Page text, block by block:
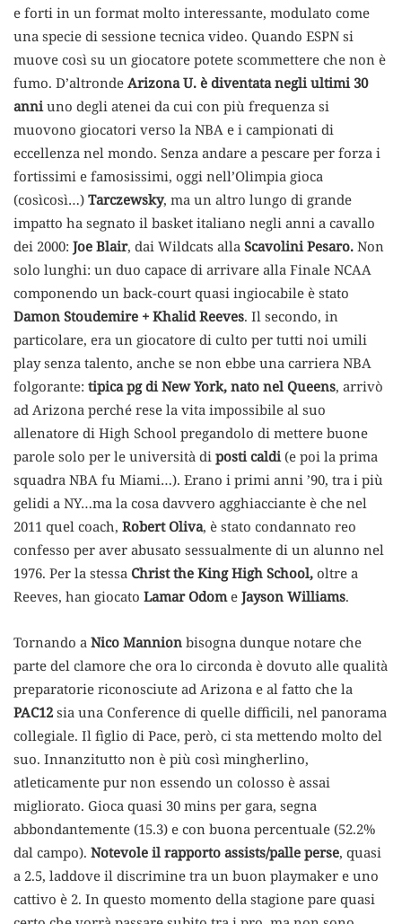
e forti in un format molto interessante, modulato come
una specie di sessione tecnica video. Quando ESPN si
muove così su un giocatore potete scommettere che non è
fumo. D’altronde Arizona U. è diventata negli ultimi 30
anniuno degli atenei da cui con più frequenza si
muovono giocatori verso la NBA e i campionati di
eccellenza nel mondo. Senza andare a pescare per forza i
fortissimi e famosissimi, oggi nell’Olimpia gioca
(cosìcosì…) Tarczewsky, ma un altro lungo di grande
impatto ha segnato il basket italiano negli anni a cavallo
dei 2000: Joe Blair, dai Wildcats alla Scavolini Pesaro. Non
solo lunghi: un duo capace di arrivare alla Finale NCAA
componendo un back-court quasi ingiocabile è stato
Damon Stoudemire + Khalid Reeves. Il secondo, in
particolare, era un giocatore di culto per tutti noi umili
play senza talento, anche se non ebbe una carriera NBA
folgorante: tipica pg di New York, nato nel Queens, arrivò
ad Arizona perché rese la vita impossibile al suo
allenatore di High School pregandolo di mettere buone
parole solo per le università di posti caldi(e poi la prima
squadra NBA fu Miami…). Erano i primi anni ’90, tra i più
gelidi a NY…ma la cosa davvero agghiacciante è che nel
2011 quel coach, Robert Oliva, è stato condannato reo
confesso per aver abusato sessualmente di un alunno nel
1976. Per la stessa Christ the King High School, oltre a
Reeves, han giocato Lamar Odome Jayson Williams.
Tornando a Nico Mannion bisogna dunque notare che
parte del clamore che ora lo circonda è dovuto alle qualità
preparatorie riconosciute ad Arizona e al fatto che la
PAC12 sia una Conference di quelle difficili, nel panorama
collegiale. Il figlio di Pace, però, ci sta mettendo molto del
suo. Innanzitutto non è più così mingherlino,
atleticamente pur non essendo un colosso è assai
migliorato. Gioca quasi 30 mins per gara, segna
abbondantemente (15.3) e con buona percentuale (52.2%
dal campo). Notevole il rapporto assists/palle perse, quasi
a 2.5, laddove il discrimine tra un buon playmaker e uno
cattivo è 2. In questo momento della stagione pare quasi